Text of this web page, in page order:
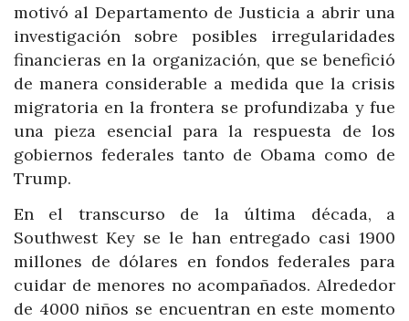
motivó al Departamento de Justicia a abrir una
investigación sobre posibles irregularidades
financieras en la organización, que se benefició
de manera considerable a medida que la crisis
migratoria en la frontera se profundizaba y fue
una pieza esencial para la respuesta de los
gobiernos federales tanto de Obama como de
Trump.
En el transcurso de la última década, a
Southwest Key se le han entregado casi 1900
millones de dólares en fondos federales para
cuidar de menores no acompañados. Alrededor
de 4000 niños se encuentran en este momento